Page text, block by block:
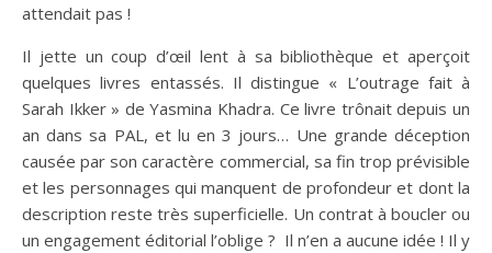
attendait pas !
Il jette un coup d’œil lent à sa bibliothèque et aperçoit
quelques livres entassés. Il distingue « L’outrage fait à
Sarah Ikker » de Yasmina Khadra. Ce livre trônait depuis un
an dans sa PAL, et lu en 3 jours… Une grande déception
causée par son caractère commercial, sa fin trop prévisible
et les personnages qui manquent de profondeur et dont la
description reste très superficielle. Un contrat à boucler ou
un engagement éditorial l’oblige ? Il n’en a aucune idée ! Il y